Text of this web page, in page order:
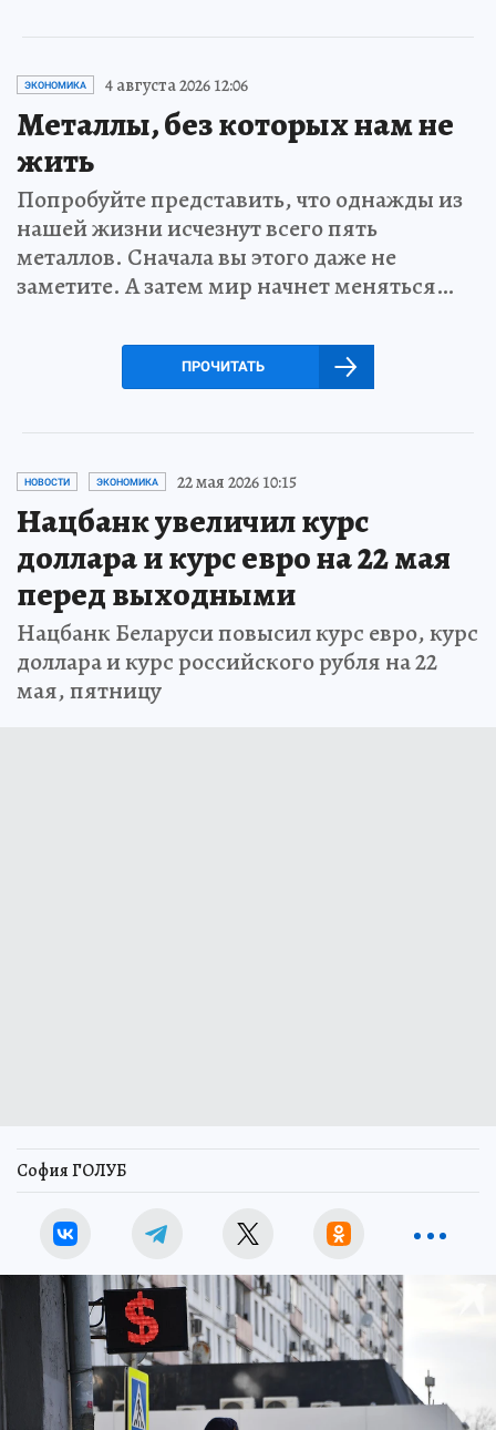
ЭКОНОМИКА 4 августа 2026 12:06
Металлы, без которых нам не
жить
Попробуйте представить, что однажды из
нашей жизни исчезнут всего пять
металлов. Сначала вы этого даже не
заметите. А затем мир начнет меняться…
ПРОЧИТАТЬ
НОВОСТИ ЭКОНОМИКА 22 мая 2026 10:15
Нацбанк увеличил курс
доллара и курс евро на 22 мая
перед выходными
Нацбанк Беларуси повысил курс евро, курс
доллара и курс российского рубля на 22
мая, пятницу
София ГОЛУБ